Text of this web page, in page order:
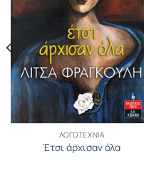
ΛΟΓΟΤΕΧΝΊΑ
Έτσι άρχισαν όλα